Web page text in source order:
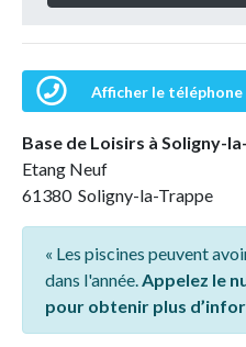
Afficher le téléphone
Base de Loisirs à Soligny-
Etang Neuf
61380 Soligny-la-Trappe
« Les piscines peuvent
dans l'année.Appelez le
pour obtenir plus